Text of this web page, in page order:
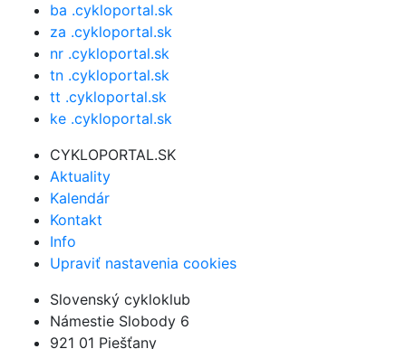
ba .cykloportal.sk
za .cykloportal.sk
nr .cykloportal.sk
tn .cykloportal.sk
tt .cykloportal.sk
ke .cykloportal.sk
CYKLOPORTAL.SK
Aktuality
Kalendár
Kontakt
Info
Upraviť nastavenia cookies
Slovenský cykloklub
Námestie Slobody 6
921 01 Piešťany